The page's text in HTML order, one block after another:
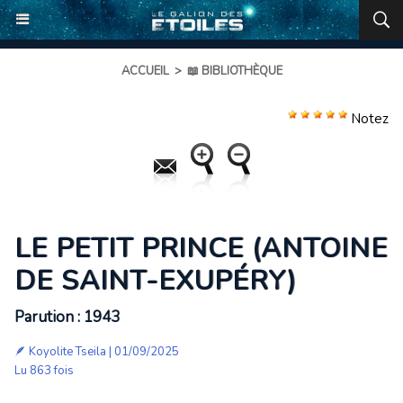
ACCUEIL > 📖 BIBLIOTHÈQUE
Notez
LE PETIT PRINCE (ANTOINE
DE SAINT-EXUPÉRY)
Parution : 1943
🪶 Koyolite Tseila | 01/09/2025
Lu 863 fois